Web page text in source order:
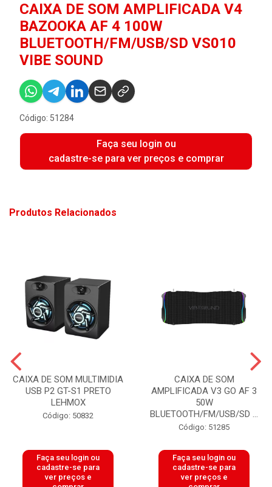
CAIXA DE SOM AMPLIFICADA V4
BAZOOKA AF 4 100W
BLUETOOTH/FM/USB/SD VS010
VIBE SOUND
Código: 51284
Faça seu login ou
cadastre-se para ver preços e comprar
Produtos Relacionados
CAIXA DE SOM MULTIMIDIA
USB P2 GT-S1 PRETO
LEHMOX
Código: 50832
Faça seu login ou
cadastre-se para
ver preços e
CAIXA DE SOM
AMPLIFICADA V3 GO AF 3
50W
BLUETOOTH/FM/USB/SD ...
Código: 51285
Faça seu login ou
cadastre-se para
ver preços e